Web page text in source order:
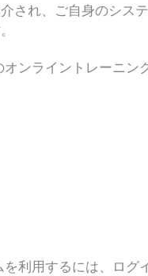
され、ご自身のシ
ンライントレーニン
利用するには、ログ